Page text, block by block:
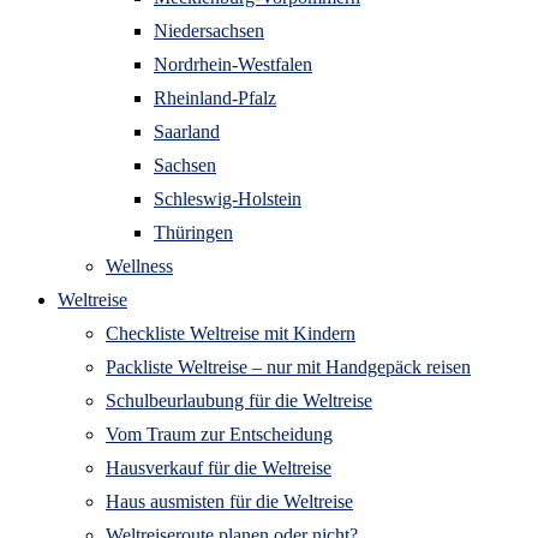
Niedersachsen
Nordrhein-Westfalen
Rheinland-Pfalz
Saarland
Sachsen
Schleswig-Holstein
Thüringen
Wellness
Weltreise
Checkliste Weltreise mit Kindern
Packliste Weltreise – nur mit Handgepäck reisen
Schulbeurlaubung für die Weltreise
Vom Traum zur Entscheidung
Hausverkauf für die Weltreise
Haus ausmisten für die Weltreise